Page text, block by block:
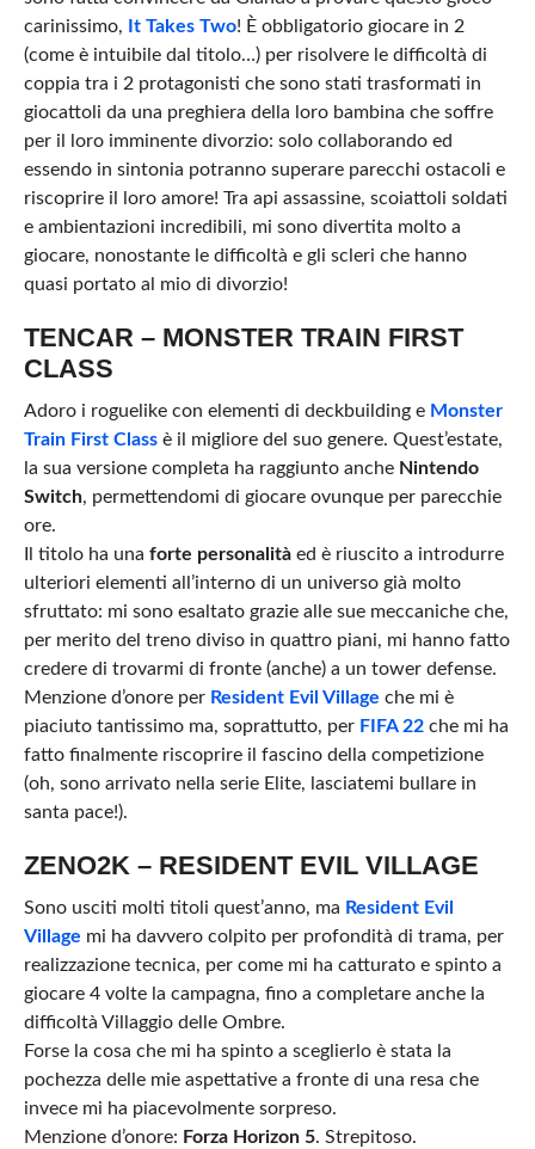
carinissimo,
It Takes Two! È obbligatorio giocare in 2
(come è intuibile dal titolo…) per risolvere le difficoltà di
coppia tra i 2 protagonisti che sono stati trasformati in
giocattoli da una preghiera della loro bambina che soffre
per il loro imminente divorzio: solo collaborando ed
essendo in sintonia potranno superare parecchi ostacoli e
riscoprire il loro amore! Tra api assassine, scoiattoli soldati
e ambientazioni incredibili, mi sono divertita molto a
giocare, nonostante le difficoltà e gli scleri che hanno
quasi portato al mio di divorzio!
TENCAR – MONSTER TRAIN FIRST
CLASS
Adoro i roguelike con elementi di deckbuilding e Monster
Train First Classè il migliore del suo genere. Quest’estate,
la sua versione completa ha raggiunto anche Nintendo
Switch, permettendomi di giocare ovunque per parecchie
ore.
Il titolo ha una forte personalitàed è riuscito a introdurre
ulteriori elementi all’interno di un universo già molto
sfruttato: mi sono esaltato grazie alle sue meccaniche che,
per merito del treno diviso in quattro piani, mi hanno fatto
credere di trovarmi di fronte (anche) a un tower defense.
Menzione d’onore per Resident Evil Village che mi è
piaciuto tantissimo ma, soprattutto, per FIFA 22che mi ha
fatto finalmente riscoprire il fascino della competizione
(oh, sono arrivato nella serie Elite, lasciatemi bullare in
santa pace!).
ZENO2K – RESIDENT EVIL VILLAGE
Sono usciti molti titoli quest’anno, ma Resident Evil
Village mi ha davvero colpito per profondità di trama, per
realizzazione tecnica, per come mi ha catturato e spinto a
giocare 4 volte la campagna, fino a completare anche la
difficoltà Villaggio delle Ombre.
Forse la cosa che mi ha spinto a sceglierlo è stata la
pochezza delle mie aspettative a fronte di una resa che
invece mi ha piacevolmente sorpreso.
Menzione d’onore: Forza Horizon 5. Strepitoso.